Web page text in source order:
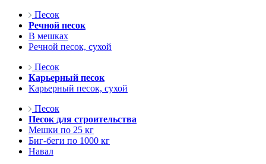
Песок
Речной песок
В мешках
Речной песок, сухой
Песок
Карьерный песок
Карьерный песок, сухой
Песок
Песок для строительства
Мешки по 25 кг
Биг-беги по 1000 кг
Навал